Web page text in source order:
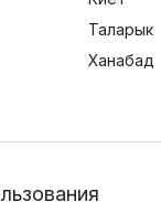
Таларык
Ханабад